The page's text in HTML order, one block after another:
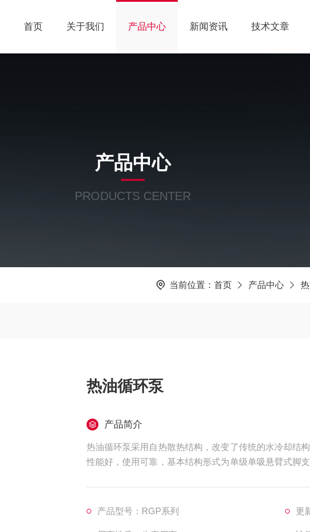
首页 关于我们 产品中心 新闻资讯 技术文章
产品中心
PRODUCTS CENTER
当前位置： 首页 产品中心
热油循环泵
产品简介
热油循环泵采用自热散热结构，改变了传统的水冷却结
性能好，使用可靠，基本结构形式为单级单吸悬臂式脚
产品型号：RGP系列 更